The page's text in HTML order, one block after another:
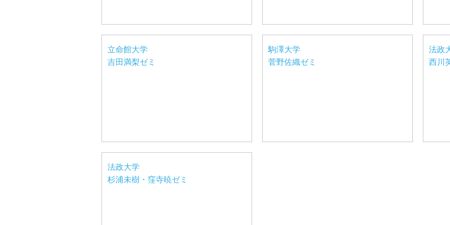
立命館大学
吉田満梨ゼミ
駒澤大学
菅野佐織ゼミ
法政
西川
法政大学
杉浦未樹・窪寺暁ゼミ